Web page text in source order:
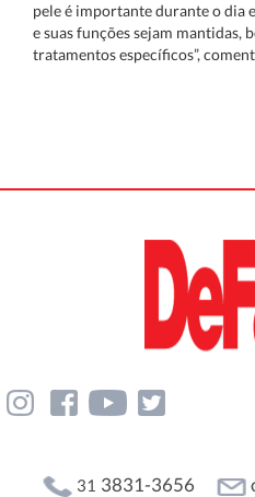
pele é importante durante o dia
e suas funções sejam mantidas,
tratamentos específicos”,
31 3831-3656